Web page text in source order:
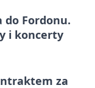
do Fordonu.
i koncerty
za